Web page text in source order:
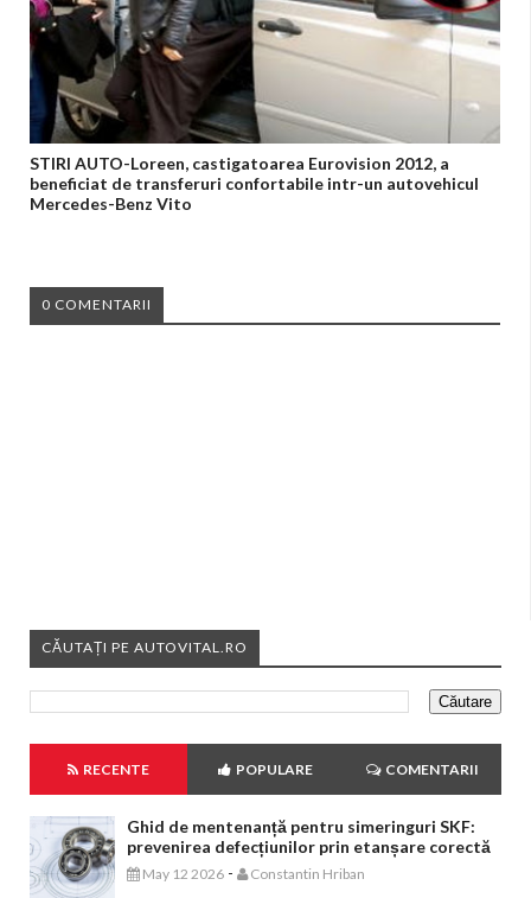
STIRI AUTO-Loreen, castigatoarea Eurovision 2012, a
beneficiat de transferuri confortabile intr-un autovehicul
Mercedes-Benz Vito
0 COMENTARII
CĂUTAȚI PE AUTOVITAL.RO
RECENTE POPULARE COMENTARII
Ghid de mentenanță pentru simeringuri SKF:
prevenirea defecțiunilor prin etanșare corectă
May 12 2026 - Constantin Hriban